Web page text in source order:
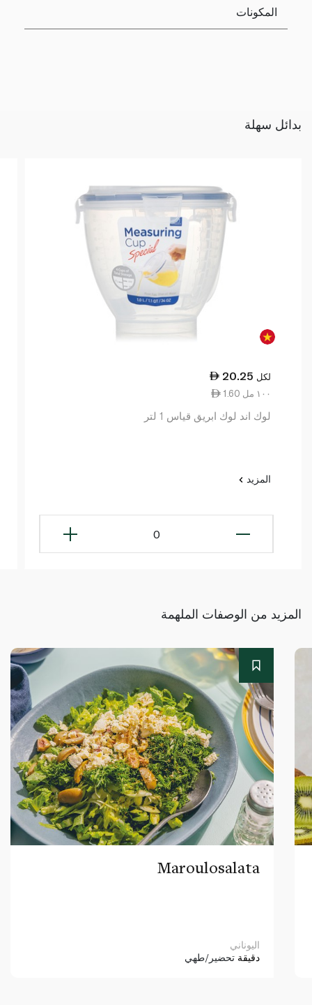
المكونات
بدائل سهلة
20.25 لكل
1.60 ١٠٠ مل
لوك اند لوك ابريق قياس 1 لتر
المزيد
0
المزيد من الوصفات الملهمة
Maroulosalata
اليوناني
دقيقة تحضير/طهي